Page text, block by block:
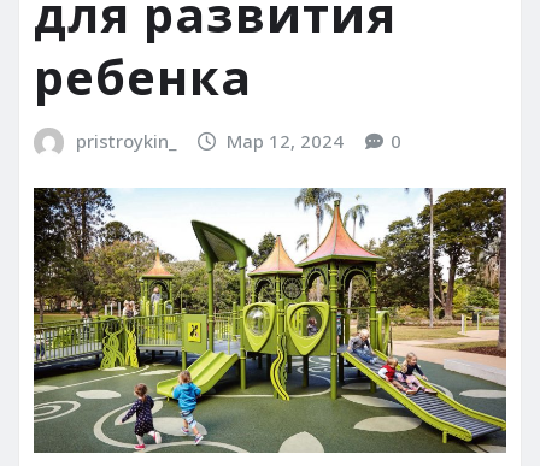
для развития
ребенка
pristroykin_ Мар 12, 2024 0